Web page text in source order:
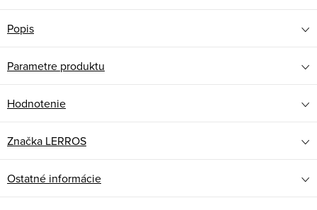
Popis
Parametre produktu
Hodnotenie
Značka LERROS
Ostatné informácie